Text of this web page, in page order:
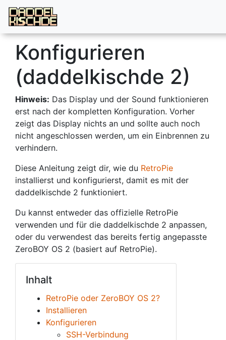
Konfigurieren
(daddelkischde 2)
Hinweis: Das Display und der Sound funktionieren
erst nach der kompletten Konfiguration. Vorher
zeigt das Display nichts an und sollte auch noch
nicht angeschlossen werden, um ein Einbrennen zu
verhindern.
Diese Anleitung zeigt dir, wie du RetroPie
installierst und konfigurierst, damit es mit der
daddelkischde 2 funktioniert.
Du kannst entweder das offizielle RetroPie
verwenden und für die daddelkischde 2 anpassen,
oder du verwendest das bereits fertig angepasste
ZeroBOY OS 2 (basiert auf RetroPie).
Inhalt
RetroPie oder ZeroBOY OS 2?
Installieren
Konfigurieren
SSH-Verbindung